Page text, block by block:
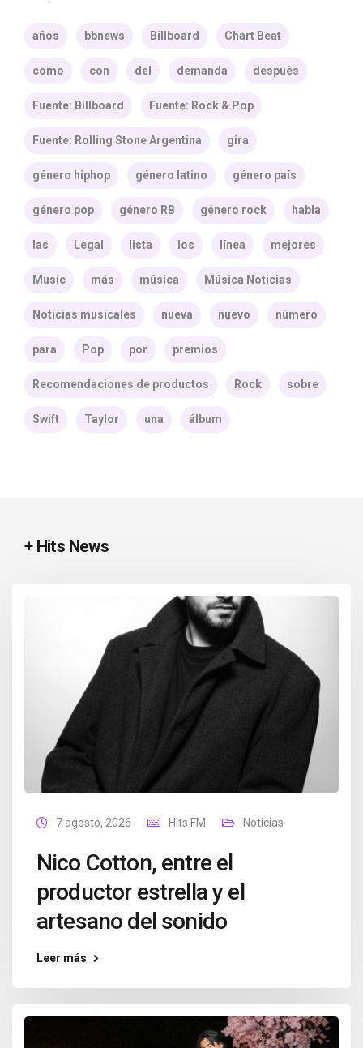
años bbnews Billboard Chart Beat
como con del demanda después
Fuente: Billboard Fuente: Rock & Pop
Fuente: Rolling Stone Argentina gira
género hiphop género latino género país
género pop género RB género rock habla
las Legal lista los línea mejores
Music más música Música Noticias
Noticias musicales nueva nuevo número
para Pop por premios
Recomendaciones de productos Rock sobre
Swift Taylor una álbum
+ Hits News
7 agosto, 2026 Hits FM Noticias
Nico Cotton, entre el
productor estrella y el
artesano del sonido
Leer más